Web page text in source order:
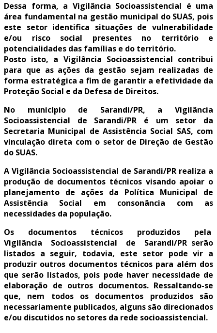
Dessa forma, a Vigilância Socioassistencial é uma
área fundamental na gestão municipal do SUAS, pois
este setor identifica situações de vulnerabilidade
e/ou risco social presentes no território e
potencialidades das famílias e do território.
Posto isto, a Vigilância Socioassistencial contribui
para que as ações da gestão sejam realizadas de
forma estratégica a fim de garantir a efetividade da
Proteção Social e da Defesa de Direitos.
No município de Sarandi/PR, a Vigilância
Socioassistencial de Sarandi/PR é um setor da
Secretaria Municipal de Assistência Social SAS, com
vinculação direta com o setor de Direção de Gestão
do SUAS.
A Vigilância Socioassistencial de Sarandi/PR realiza a
produção de documentos técnicos visando apoiar o
planejamento de ações da Política Municipal de
Assistência Social em consonância com as
necessidades da população.
Os documentos técnicos produzidos pela
Vigilância Socioassistencial de Sarandi/PR serão
listados a seguir, todavia, este setor pode vir a
produzir outros documentos técnicos para além dos
que serão listados, pois pode haver necessidade de
elaboração de outros documentos. Ressaltando-se
que, nem todos os documentos produzidos são
necessariamente publicados, alguns são direcionados
e/ou discutidos no setores da rede socioassistencial.